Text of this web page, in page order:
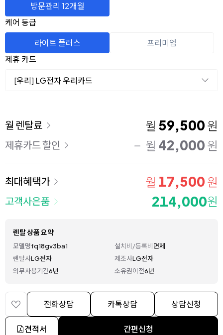
방문관리 12개월
케어 등급
라이트 플러스
프리미엄
제휴 카드
[우리] LG전자 우리카드
이용 요금
월 렌탈료 월 59,500 원
제휴카드 할인 월 42,000 원
최대혜택가 월 17,500 원
고객사은품 214,000원
렌탈 상품 요약
모델명fq18gv3ba1 설치비/등록비면제
렌탈사LG전자 제조사LG전자
의무사용기간6년 소유권이전6년
전화상담 카톡상담 상담신청
견적서 간편신청